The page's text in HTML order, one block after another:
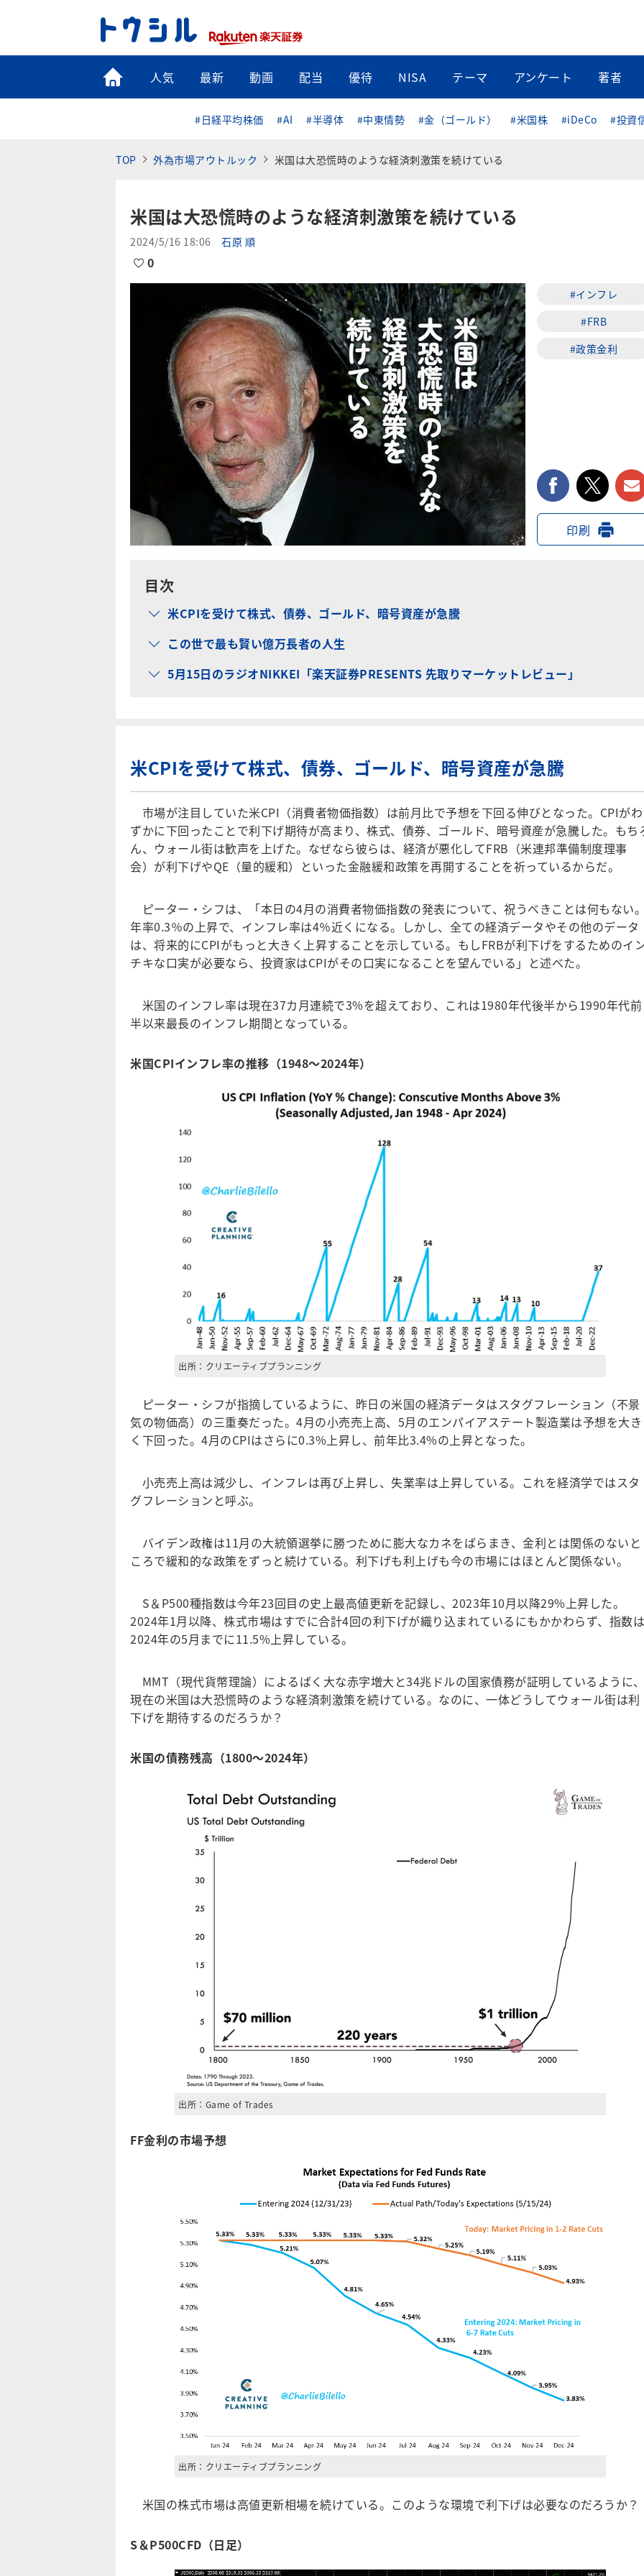
トップ
人気 最新 動画 配当 優待 NISA テーマ アンケート 著者
#日経平均株価 #AI #半導体 #中東情勢 #金（ゴールド） #米国株 #iDeCo #投資
TOP 外為市場アウトルック 米国は大恐慌時のような経済刺激策を続けている
米国は大恐慌時のような経済刺激策を続けている
2024/5/16 18:06 石原 順
0
#インフレ
#FRB
#政策金利
facebook
印刷
目次
米CPIを受けて株式、債券、ゴールド、暗号資産が急騰
この世で最も賢い億万長者の人生
5月15日のラジオNIKKEI「楽天証券PRESENTS 先取りマーケットレビュー」
米CPIを受けて株式、債券、ゴールド、暗号資産が急騰
市場が注目していた米CPI（消費者物価指数）は前月比で予想を下回る伸びとなった。CPIがわ
ずかに下回ったことで利下げ期待が高まり、株式、債券、ゴールド、暗号資産が急騰した。もち
ん、ウォール街は歓声を上げた。なぜなら彼らは、経済が悪化してFRB（米連邦準備制度理事
会）が利下げやQE（量的緩和）といった金融緩和政策を再開することを祈っているからだ。
ピーター・シフは、「本日の4月の消費者物価指数の発表について、祝うべきことは何もない
年率0.3％の上昇で、インフレ率は4％近くになる。しかし、全ての経済データやその他のデータ
は、将来的にCPIがもっと大きく上昇することを示している。もしFRBが利下げをするためのイ
チキな口実が必要なら、投資家はCPIがその口実になることを望んでいる」と述べた。
米国のインフレ率は現在37カ月連続で3%を超えており、これは1980年代後半から1990年代前
半以来最長のインフレ期間となっている。
米国CPIインフレ率の推移（1948～2024年）
出所：クリエーティブプランニング
ピーター・シフが指摘しているように、昨日の米国の経済データはスタグフレーション（不景
気の物価高）の三重奏だった。4月の小売売上高、5月のエンパイアステート製造業は予想を大き
く下回った。4月のCPIはさらに0.3%上昇し、前年比3.4%の上昇となった。
小売売上高は減少し、インフレは再び上昇し、失業率は上昇している。これを経済学ではスタ
グフレーションと呼ぶ。
バイデン政権は11月の大統領選挙に勝つために膨大なカネをばらまき、金利とは関係のないと
ころで緩和的な政策をずっと続けている。利下げも利上げも今の市場にはほとんど関係ない。
S＆P500種指数は今年23回目の史上最高値更新を記録し、2023年10月以降29%上昇した。
2024年1月以降、株式市場はすでに合計4回の利下げが織り込まれているにもかかわらず、指数は
2024年の5月までに11.5%上昇している。
MMT（現代貨幣理論）によるばく大な赤字増大と34兆ドルの国家債務が証明しているように
現在の米国は大恐慌時のような経済刺激策を続けている。なのに、一体どうしてウォール街は利
下げを期待するのだろうか？
米国の債務残高（1800～2024年）
出所：Game of Trades
FF金利の市場予想
出所：クリエーティブプランニング
米国の株式市場は高値更新相場を続けている。このような環境で利下げは必要なのだろうか？
S＆P500CFD（日足）